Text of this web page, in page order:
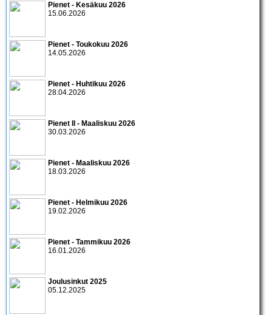
Pienet - Kesäkuu 2026
15.06.2026
Pienet - Toukokuu 2026
14.05.2026
Pienet - Huhtikuu 2026
28.04.2026
Pienet II - Maaliskuu 2026
30.03.2026
Pienet - Maaliskuu 2026
18.03.2026
Pienet - Helmikuu 2026
19.02.2026
Pienet - Tammikuu 2026
16.01.2026
Joulusinkut 2025
05.12.2025